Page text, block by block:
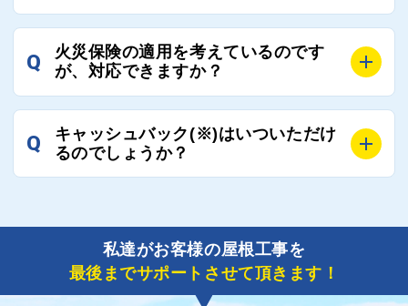
ご連絡いただき、屋根コネクトから直ちに紹介の工事
業者へ状況確認の連絡をし、即時対応するよう指示を
いたしますので、お気軽にお申し付けください。
工事業者の状況や屋根の状態、工事の内容、天候によ
って工事期間は変わりますが、目安としては、おおよ
また、急ぎの場合などは屋根コネクトとしても全面的
にご協力いたしますので、ご相談ください。可能な限
り期間を短縮できる状況の工事業者を選定させていた
だきます。
Q
火災保険の適用を考えているのです
が、対応できますか？
風災補償を適用される場合は、専門家による視察と必
Q
キャッシュバック(※)はいついただけ
るのでしょうか？
了しましたら、キャッシュバック(※)申込みフォーム
に各項目を入力いただいた上で送信してください。
その内容を屋根コネクトが確認できた日時から翌月末
までには送付手配させていただきます。
私達がお客様の屋根工事を
最後までサポートさせて頂きます！